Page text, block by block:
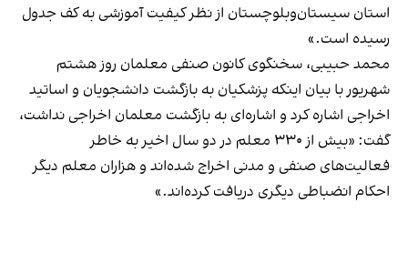
استان سیستان‌وبلوچستان از نظر کیفیت آموزشی به کف جدول
رسیده است.»
محمد حبیبی، سخنگوی کانون صنفی معلمان روز هشتم
شهریور با بیان اینکه پزشکیان به بازگشت دانشجویان و اساتید
اخراجی اشاره کرد و اشاره‌ای به بازگشت معلمان اخراجی نداشت،
گفت: «بیش از ۳۳۰ معلم در دو سال اخیر به خاطر
فعالیت‌های صنفی و مدنی اخراج شده‌اند و هزاران معلم دیگر
احکام انضباطی دیگری دریافت کرده‌اند.»